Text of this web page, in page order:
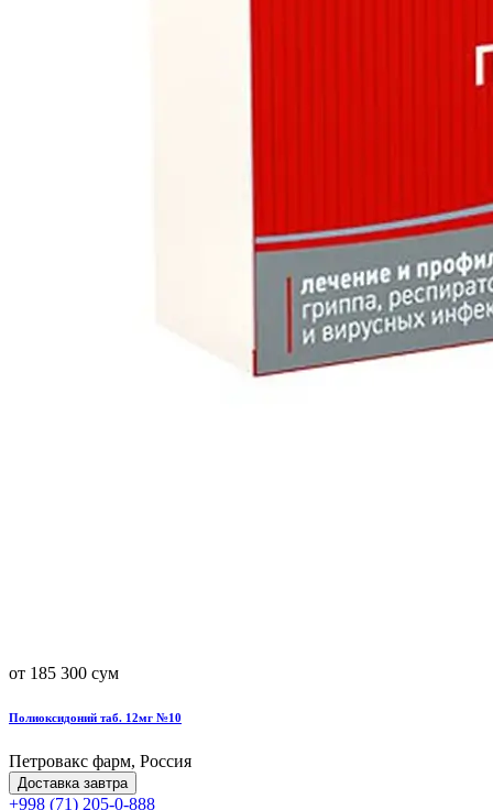
от 185 300 сум
Полиоксидоний таб. 12мг №10
Петровакс фарм, Россия
Доставка завтра
+998 (71) 205-0-888